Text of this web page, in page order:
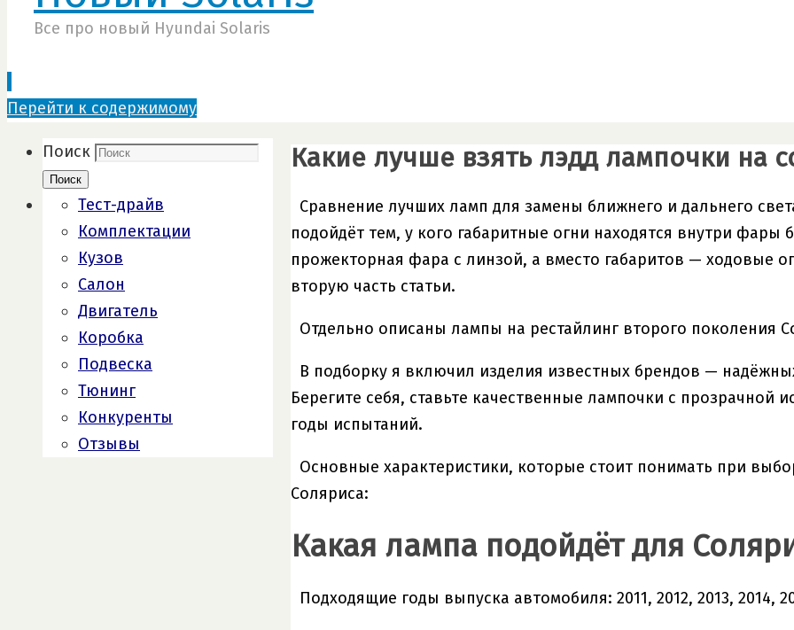
Все про новый Hyundai Solaris
Перейти к содержимому
Какие лучше взять лэдд лампочки на
Сравнение лучших ламп для замены ближнего и дальнего
подойдёт тем, у кого габаритные огни находятся внутри фары
прожекторная фара с линзой, а вместо габаритов — ходовые
вторую часть статьи.
Отдельно описаны лампы на рестайлинг второго поколения
В подборку я включил изделия известных брендов —
Берегите себя, ставьте качественные лампочки с
годы испытаний.
Основные характеристики, которые стоит понимать при
Соляриса:
Какая лампа подойдёт для
Подходящие годы выпуска автомобиля: 2011, 2012, 2013, 2014,
Поиск
Поиск
Тест-драйв
Комплектации
Кузов
Салон
Двигатель
Коробка
Подвеска
Тюнинг
Конкуренты
Отзывы